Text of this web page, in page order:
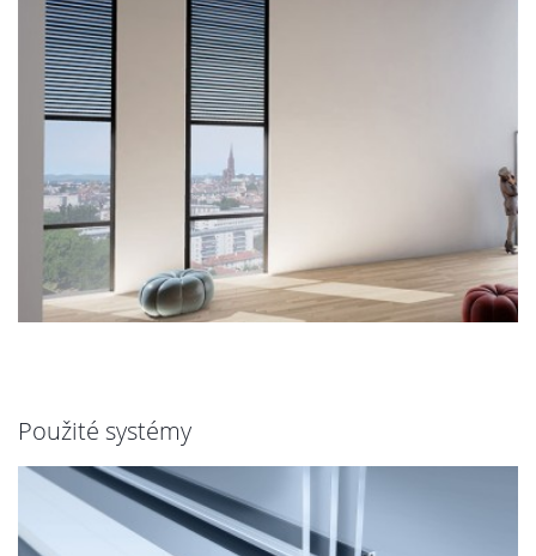
Použité systémy